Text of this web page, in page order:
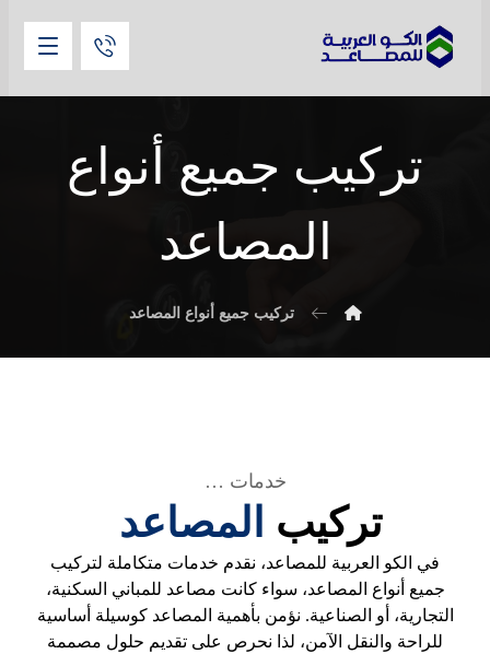
تركيب جميع أنواع
المصاعد
تركيب جميع أنواع المصاعد
خدمات …
تركيب المصاعد
في الكو العربية للمصاعد، نقدم خدمات متكاملة لتركيب
جميع أنواع المصاعد، سواء كانت مصاعد للمباني السكنية،
التجارية، أو الصناعية. نؤمن بأهمية المصاعد كوسيلة أساسية
للراحة والنقل الآمن، لذا نحرص على تقديم حلول مصممة